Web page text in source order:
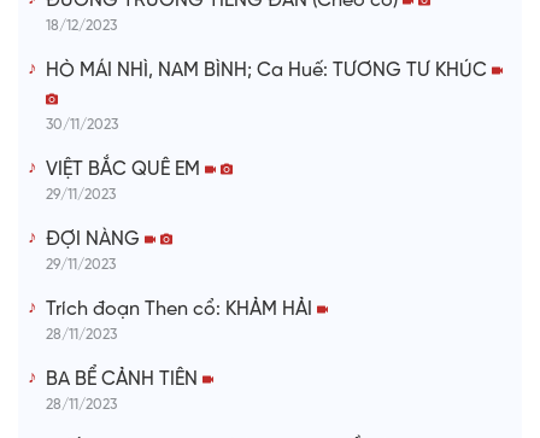
18/12/2023
HÒ MÁI NHÌ, NAM BÌNH; Ca Huế: TƯƠNG TƯ KHÚC
30/11/2023
VIỆT BẮC QUÊ EM
29/11/2023
ĐỢI NÀNG
29/11/2023
Trích đoạn Then cổ: KHẢM HẢI
28/11/2023
BA BỂ CẢNH TIÊN
28/11/2023